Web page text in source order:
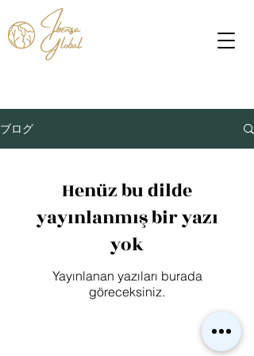
ブログ
Henüz bu dilde
yayınlanmış bir yazı
yok
Yayınlanan yazıları burada
göreceksiniz.